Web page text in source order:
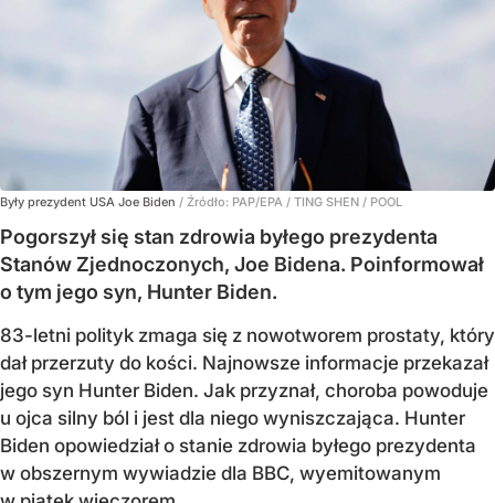
Były prezydent USA Joe Biden / Źródło: PAP/EPA / TING SHEN / POOL
Pogorszył się stan zdrowia byłego prezydenta
Stanów Zjednoczonych, Joe Bidena. Poinformował
o tym jego syn, Hunter Biden.
83-letni polityk zmaga się z nowotworem prostaty, który
dał przerzuty do kości. Najnowsze informacje przekazał
jego syn Hunter Biden. Jak przyznał, choroba powoduje
u ojca silny ból i jest dla niego wyniszczająca. Hunter
Biden opowiedział o stanie zdrowia byłego prezydenta
w obszernym wywiadzie dla BBC, wyemitowanym